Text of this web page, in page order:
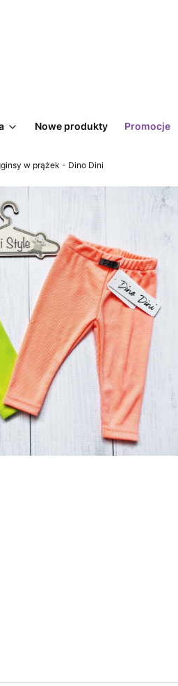
Nowe produkty Promocje
w prążek - Dino Dini